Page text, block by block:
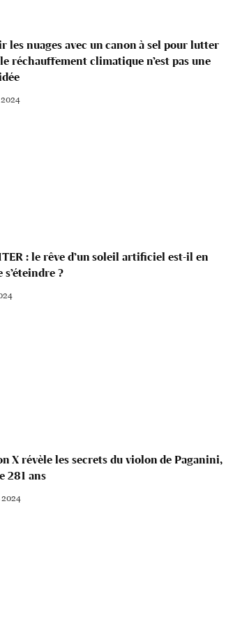
les nuages avec un canon à sel pour lutter
réchauffement climatique n’est pas une
: le rêve d’un soleil artificiel est-il en
s’éteindre ?
X révèle les secrets du violon de Paganini,
281 ans